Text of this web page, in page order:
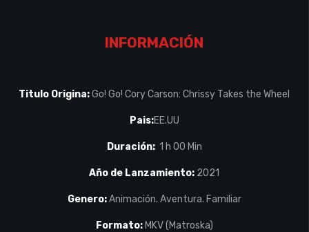
INFORMACIÓN
Titulo Origina:Go! Go! Cory Carson: Chrissy Takes the Wheel
Pais:EE.UU
Duración: 1 h 00 Min
Año de Lanzamiento: 2021
Genero: Animación. Aventura. Familiar
Formato: MKV (Matroska)